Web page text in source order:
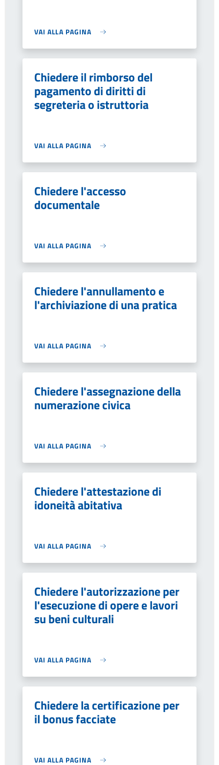
VAI ALLA PAGINA
Chiedere il rimborso del
pagamento di diritti di
segreteria o istruttoria
VAI ALLA PAGINA
Chiedere l'accesso
documentale
VAI ALLA PAGINA
Chiedere l'annullamento e
l'archiviazione di una pratica
VAI ALLA PAGINA
Chiedere l'assegnazione della
numerazione civica
VAI ALLA PAGINA
Chiedere l'attestazione di
idoneità abitativa
VAI ALLA PAGINA
Chiedere l'autorizzazione per
l'esecuzione di opere e lavori
su beni culturali
VAI ALLA PAGINA
Chiedere la certificazione per
il bonus facciate
VAI ALLA PAGINA